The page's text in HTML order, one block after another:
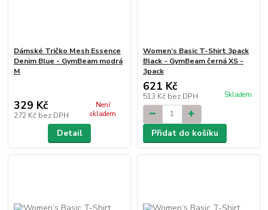
Dámské Tričko Mesh Essence
Denim Blue - GymBeam modrá
M
329 Kč
272 Kč bez DPH
Není
skladem
Detail
Women‘s Basic T-Shirt 3pack
Black - GymBeam černá XS -
3pack
621 Kč
513 Kč bez DPH Skladem
Přidat do košíku